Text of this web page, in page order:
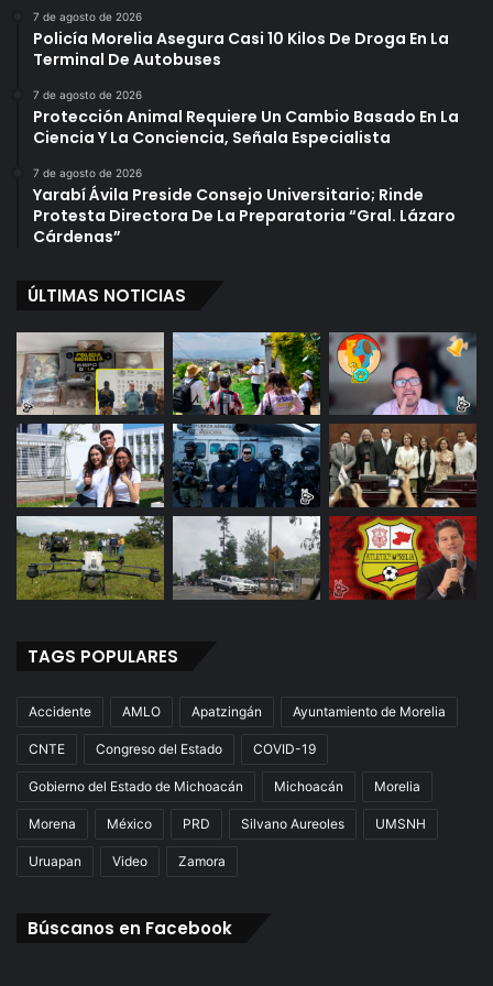
7 de agosto de 2026
Policía Morelia Asegura Casi 10 Kilos De Droga En La
Terminal De Autobuses
7 de agosto de 2026
Protección Animal Requiere Un Cambio Basado En La
Ciencia Y La Conciencia, Señala Especialista
7 de agosto de 2026
Yarabí Ávila Preside Consejo Universitario; Rinde
Protesta Directora De La Preparatoria “Gral. Lázaro
Cárdenas”
ÚLTIMAS NOTICIAS
TAGS POPULARES
Accidente AMLO Apatzingán Ayuntamiento de Morelia
CNTE Congreso del Estado COVID-19
Gobierno del Estado de Michoacán Michoacán Morelia
Morena México PRD Silvano Aureoles UMSNH
Uruapan Video Zamora
Búscanos en Facebook